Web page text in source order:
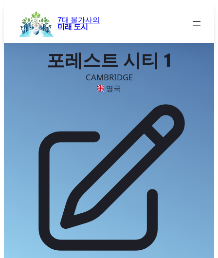
7대 불가사의
미래 도시
포레스트 시티 1
CAMBRIDGE
영국